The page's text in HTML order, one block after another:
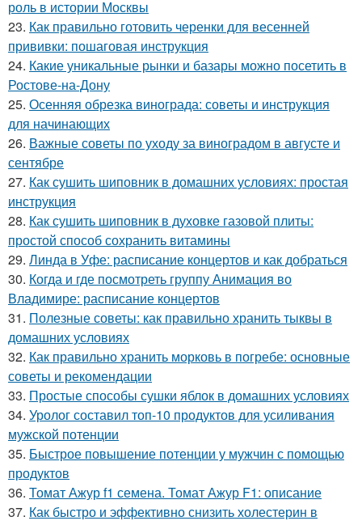
роль в истории Москвы
23. Как правильно готовить черенки для весенней
прививки: пошаговая инструкция
24. Какие уникальные рынки и базары можно посетить в
Ростове-на-Дону
25. Осенняя обрезка винограда: советы и инструкция
для начинающих
26. Важные советы по уходу за виноградом в августе и
сентябре
27. Как сушить шиповник в домашних условиях: простая
инструкция
28. Как сушить шиповник в духовке газовой плиты:
простой способ сохранить витамины
29. Линда в Уфе: расписание концертов и как добраться
30. Когда и где посмотреть группу Анимация во
Владимире: расписание концертов
31. Полезные советы: как правильно хранить тыквы в
домашних условиях
32. Как правильно хранить морковь в погребе: основные
советы и рекомендации
33. Простые способы сушки яблок в домашних условиях
34. Уролог составил топ-10 продуктов для усиливания
мужской потенции
35. Быстрое повышение потенции у мужчин с помощью
продуктов
36. Томат Ажур f1 семена. Томат Ажур F1: описание
37. Как быстро и эффективно снизить холестерин в